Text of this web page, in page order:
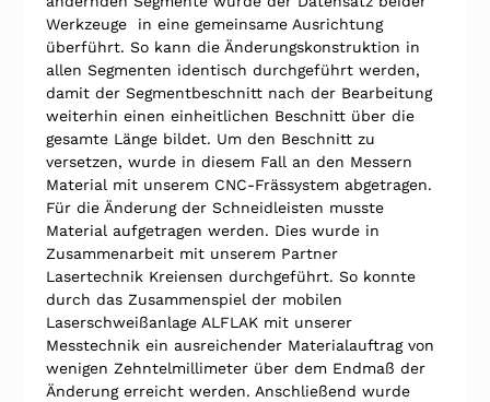
Werkzeuge  in eine gemeinsame Ausrichtung
überführt. So kann die Änderungskonstruktion in
allen Segmenten identisch durchgeführt werden,
damit der Segmentbeschnitt nach der Bearbeitung
weiterhin einen einheitlichen Beschnitt über die
gesamte Länge bildet. Um den Beschnitt zu
versetzen, wurde in diesem Fall an den Messern
Material mit unserem CNC-Frässystem abgetragen.
Für die Änderung der Schneidleisten musste
Material aufgetragen werden. Dies wurde in
Zusammenarbeit mit unserem Partner
Lasertechnik Kreiensen durchgeführt. So konnte
durch das Zusammenspiel der mobilen
Laserschweißanlage ALFLAK mit unserer
Messtechnik ein ausreichender Materialauftrag von
wenigen Zehntelmillimeter über dem Endmaß der
Änderung erreicht werden. Anschließend wurde